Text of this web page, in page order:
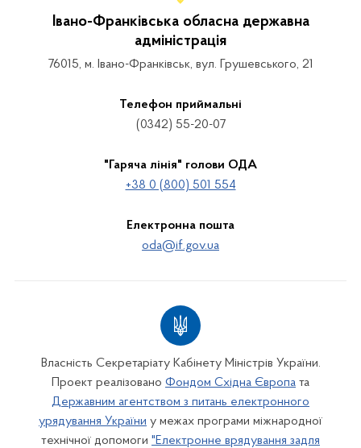
Івано-Франківська обласна державна
адміністрація
76015, м. Івано-Франківськ, вул. Грушевського, 21
Телефон приймальні
(0342) 55-20-07
"Гаряча лінія" голови ОДА
+38 0 (800) 501 554
Електронна пошта
oda@if.gov.ua
Власність Секретаріату Кабінету Міністрів України.
Проект реалізовано Фондом Східна Європа та
Державним агентством з питань електронного
урядування України у межах програми міжнародної
технічної допомоги "Електронне врядування задля